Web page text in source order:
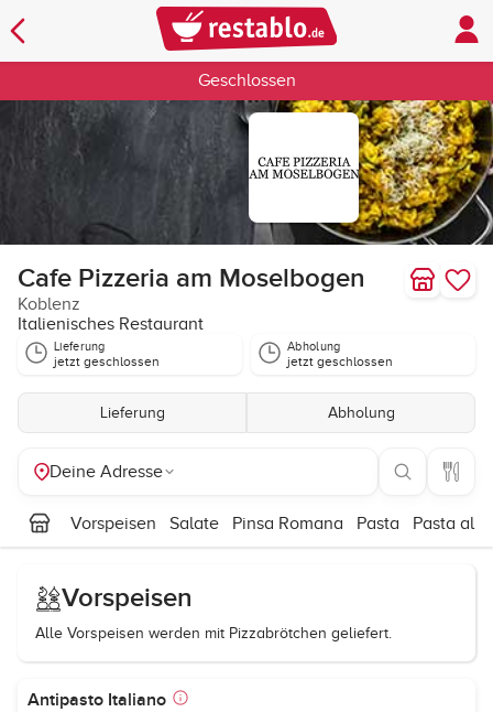
Geschlossen
Cafe Pizzeria am Moselbogen
Koblenz
Italienisches Restaurant
Lieferung
jetzt geschlossen
Abholung
jetzt geschlossen
Lieferung Abholung
Deine Adresse
Vorspeisen Salate Pinsa Romana Pasta Pasta al
Vorspeisen
Alle Vorspeisen werden mit Pizzabrötchen geliefert.
Antipasto Italiano